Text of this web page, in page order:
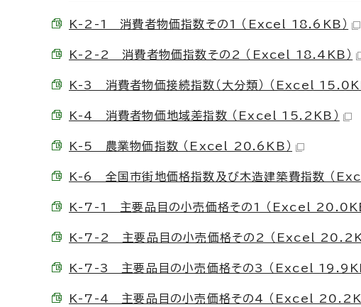
K-2-1 消費者物価指数その1 （Excel 18.6KB）
K-2-2 消費者物価指数その2 （Excel 18.4KB）
K-3 消費者物価接続指数（大分類） （Excel
K-4 消費者物価地域差指数 （Excel 15.2KB）
K-5 農業物価指数 （Excel 20.6KB）
K-6 全国市街地価格指数及び木造建築費指数 （
K-7-1 主要品目の小売価格その1 （Excel 20.0KB
K-7-2 主要品目の小売価格その2 （Excel
K-7-3 主要品目の小売価格その3 （Excel
K-7-4 主要品目の小売価格その4 （Excel